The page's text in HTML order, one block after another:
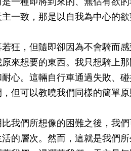
一致，那是以自我為中心的欲
狂，但隨即卻因為不會騎而
來想要的東西。我只想騎上
心。這輛自行車通過失敗、
但可以教曉我們同樣的簡單原
我們所想像的困難之後，我
的層次。然而，這就是我們